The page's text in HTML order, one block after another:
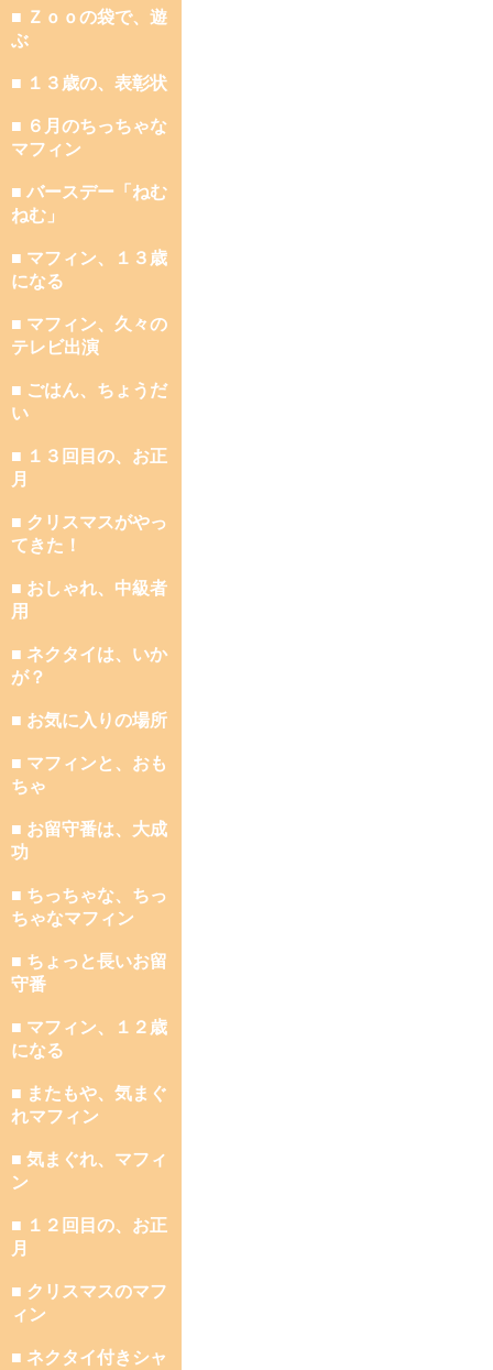
■ Ｚｏｏの袋で、遊
ぶ
■ １３歳の、表彰状
■ ６月のちっちゃな
マフィン
■ バースデー「ねむ
ねむ」
■ マフィン、１３歳
になる
■ マフィン、久々の
テレビ出演
■ ごはん、ちょうだ
い
■ １３回目の、お正
月
■ クリスマスがやっ
てきた！
■ おしゃれ、中級者
用
■ ネクタイは、いか
が？
■ お気に入りの場所
■ マフィンと、おも
ちゃ
■ お留守番は、大成
功
■ ちっちゃな、ちっ
ちゃなマフィン
■ ちょっと長いお留
守番
■ マフィン、１２歳
になる
■ またもや、気まぐ
れマフィン
■ 気まぐれ、マフィ
ン
■ １２回目の、お正
月
■ クリスマスのマフ
ィン
■ ネクタイ付きシャ